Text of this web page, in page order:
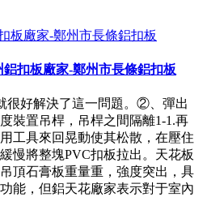
扣板廠家-鄭州市長條鋁扣板
很好解決了這一問題。②、彈出
裝置吊桿，吊桿之間隔離1-1.再
工具來回晃動使其松散，在壓住
慢將整塊PVC扣板拉出。天花板
頂石膏板重量重，強度突出，具
能，但鋁天花廠家表示對于室內